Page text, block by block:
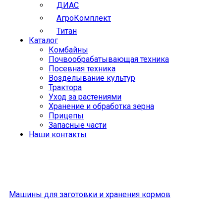
ДИАС
АгроКомплект
Титан
Каталог
Комбайны
Почвообрабатывающая техника
Посевная техника
Возделывание культур
Трактора
Уход за растениями
Хранение и обработка зерна
Прицепы
Запасные части
Наши контакты
Машины для заготовки и хранения кормов